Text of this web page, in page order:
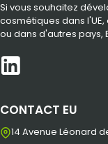
Si vous souhaitez
cosmétiques dans
ou dans d'autres pays,
CONTACT EU
14 Avenue Léonard